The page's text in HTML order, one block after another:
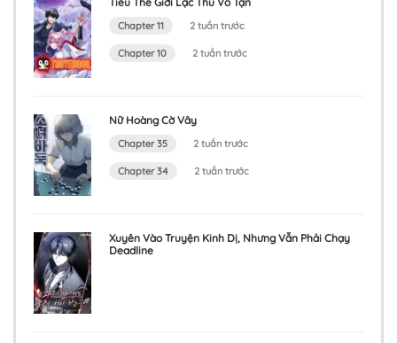
Chapter 11 2 tuần trước
Chapter 10 2 tuần trước
Nữ Hoàng Cờ Vây
Chapter 35 2 tuần trước
Chapter 34 2 tuần trước
Xuyên Vào Truyện Kinh Dị, Nhưng Vẫn Phải Chạy
Deadline